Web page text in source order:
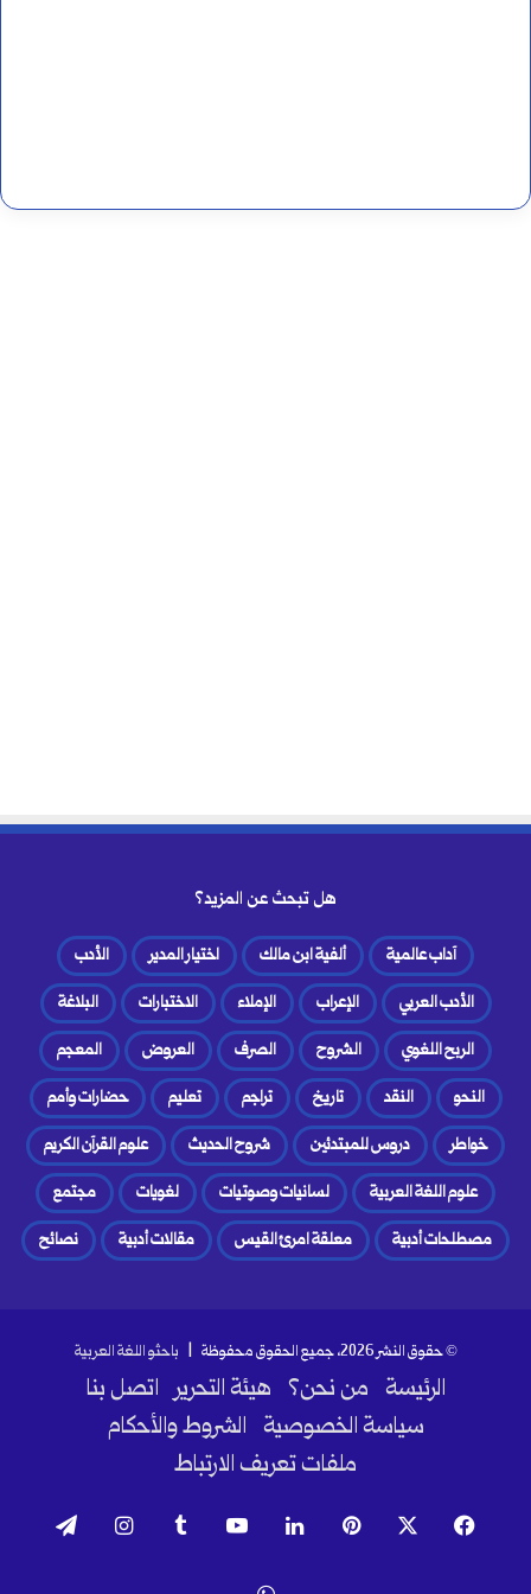
هل تبحث عن المزيد؟
آداب عالمية ألفية ابن مالك اختيار المدير
الأدب
الأدب العربي
الإعراب الإملاء الاختبارات
البلاغة
الربح اللغوي
الشروح الصرف العروض
المعجم
النحو
النقد تاريخ تراجم تعليم
حضارات وأمم
خواطر
دروس للمبتدئين شروح الحديث
علوم القرآن الكريم
علوم اللغة العربية
لسانيات وصوتيات لغويات
مجتمع
مصطلحات أدبية
معلقة امرئ القيس مقالات أدبية نصائح
© حقوق النشر 2026، جميع الحقوق محفوظة | باحثو اللغة العربية
الرئيسة من نحن؟ هيئة التحرير اتصل بنا
سياسة الخصوصية الشروط والأحكام
ملفات تعريف الارتباط
فيسبوك بينتيريست لينكدإن ‫YouTube انستقرام